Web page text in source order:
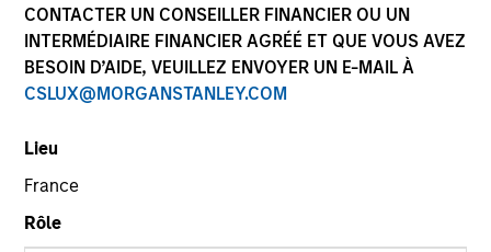
CONTACTER UN CONSEILLER FINANCIER OU UN
INTERMÉDIAIRE FINANCIER AGRÉÉ ET QUE VOUS AVEZ
BESOIN D’AIDE, VEUILLEZ ENVOYER UN E-MAIL À
CSLUX@MORGANSTANLEY.COM
Lieu
France
Rôle
Quick Facts
Benchmark
Russell 1000 Index
Insights